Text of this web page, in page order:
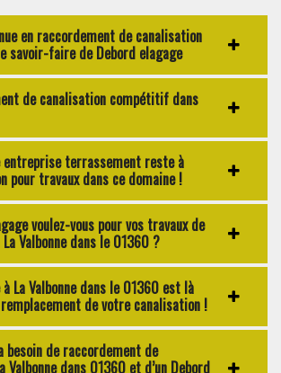
en raccordement de canalisation
savoir-faire de Debord elagage
de canalisation compétitif dans
entreprise terrassement reste à
pour travaux dans ce domaine !
voulez-vous pour vos travaux de
Valbonne dans le 01360 ?
La Valbonne dans le 01360 est là
de votre canalisation !
besoin de raccordement de
Valbonne dans 01360 et d’un Debord